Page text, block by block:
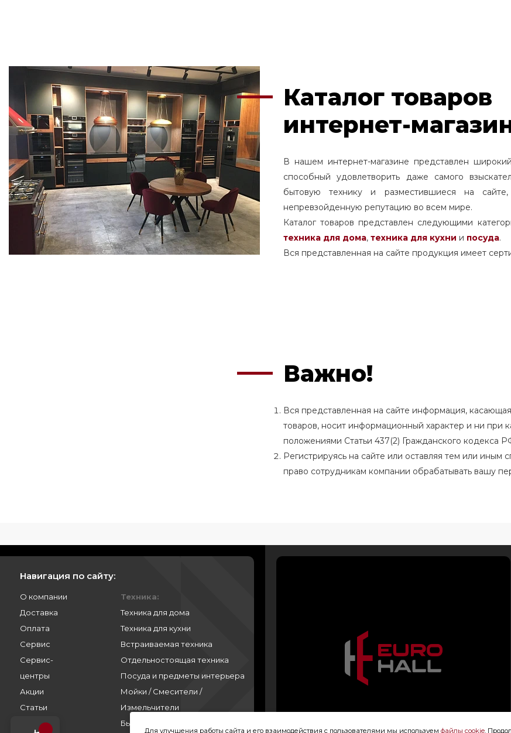
Каталог товаров
интернет-
В нашем интернет-магазине представлен
способный удовлетворить даже самого
бытовую технику и разместившиеся на
непревзойденную репутацию во всем мире.
Каталог товаров представлен следующими
техника для дома, техника для кухни и посуда.
Вся представленная на сайте продукция имеет
Важно!
Вся представленная на сайте информация,
товаров, носит информационный характер и ни при
положениями Статьи 437(2) Гражданского кодекса
Регистрируясь на сайте или оставляя тем или
право сотрудникам компании обрабатывать вашу
Навигация по сайту:
О компании
Доставка
Оплата
Сервис
Сервис-
центры
Акции
Статьи
Контакты
Техника:
Техника для дома
Техника для кухни
Встраиваемая техника
Отдельностоящая техника
Посуда и предметы интерьера
Мойки / Смесители /
Измельчители
Бытовая химия
Для улучшения работы сайта и его взаимодействия с пользователями мы используем файлы cookie.